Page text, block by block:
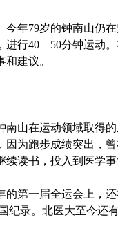
年79岁的钟南山仍在
行40—50分钟运动
建议。
山在运动领域取得的
因为跑步成绩突出，
续读书，投入到医学
第一届全运会上，还
纪录。北医大至今还